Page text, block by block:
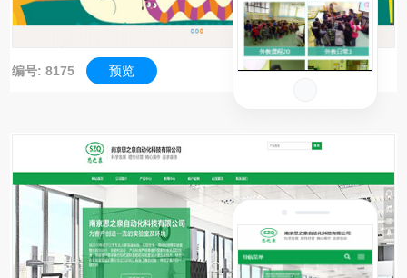
编号: 8175 预览